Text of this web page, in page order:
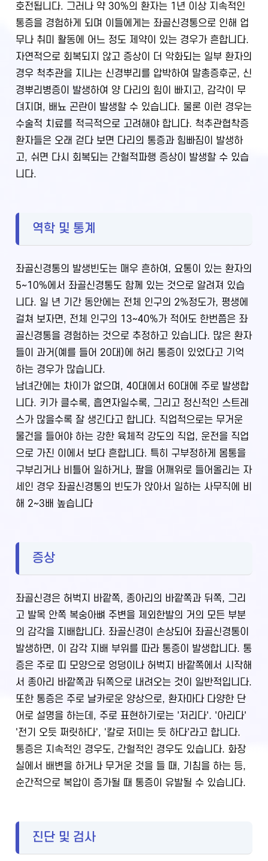
호전됩니다. 그러나 약 30%의 환자는 1년 이상 지속적인
통증을 경험하게 되며 이들에게는 좌골신경통으로 인해 업
무나 취미 활동에 어느 정도 제약이 있는 경우가 흔합니다.
자연적으로 회복되지 않고 증상이 더 악화되는 일부 환자의
경우 척추관을 지나는 신경뿌리를 압박하여 말총증후군, 신
경뿌리병증이 발생하여 양 다리의 힘이 빠지고, 감각이 무
뎌지며, 배뇨 곤란이 발생할 수 있습니다. 물론 이런 경우는
수술적 치료를 적극적으로 고려해야 합니다. 척추관협착증
환자들은 오래 걷다 보면 다리의 통증과 힘빠짐이 발생하
고, 쉬면 다시 회복되는 간헐적파행 증상이 발생할 수 있습
니다.
역학 및 통계
좌골신경통의 발생빈도는 매우 흔하여, 요통이 있는 환자의
5~10%에서 좌골신경통도 함께 있는 것으로 알려져 있습
니다. 일 년 기간 동안에는 전체 인구의 2%정도가, 평생에
걸쳐 보자면, 전체 인구의 13~40%가 적어도 한번쯤은 좌
골신경통을 경험하는 것으로 추정하고 있습니다. 많은 환자
들이 과거(예를 들어 20대)에 허리 통증이 있었다고 기억
하는 경우가 많습니다.
남녀간에는 차이가 없으며, 40대에서 60대에 주로 발생합
니다. 키가 클수록, 흡연자일수록, 그리고 정신적인 스트레
스가 많을수록 잘 생긴다고 합니다. 직업적으로는 무거운
물건을 들어야 하는 강한 육체적 강도의 직업, 운전을 직업
으로 가진 이에서 보다 흔합니다. 특히 구부정하게 몸통을
구부리거나 비틀어 일하거나, 팔을 어깨위로 들어올리는 자
세인 경우 좌골신경통의 빈도가 앉아서 일하는 사무직에 비
해 2~3배 높습니다
증상
좌골신경은 허벅지 바깥쪽, 종아리의 바깥쪽과 뒤쪽, 그리
고 발목 안쪽 복숭아뼈 주변을 제외한발의 거의 모든 부분
의 감각을 지배합니다. 좌골신경이 손상되어 좌골신경통이
발생하면, 이 감각 지배 부위를 따라 통증이 발생합니다. 통
증은 주로 띠 모양으로 엉덩이나 허벅지 바깥쪽에서 시작해
서 종아리 바깥쪽과 뒤쪽으로 내려오는 것이 일반적입니다.
또한 통증은 주로 날카로운 양상으로, 환자마다 다양한 단
어로 설명을 하는데, 주로 표현하기로는 '저리다'. '아리다'
'전기 오듯 쩌릿하다', '칼로 저미는 듯 하다'라고 합니다.
통증은 지속적인 경우도, 간헐적인 경우도 있습니다. 화장
실에서 배변을 하거나 무거운 것을 들 때, 기침을 하는 등,
순간적으로 복압이 증가될 때 통증이 유발될 수 있습니다.
진단 및 검사